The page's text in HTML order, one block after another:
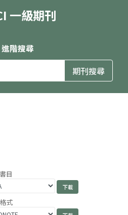
一級期刊
進階搜尋
目
式